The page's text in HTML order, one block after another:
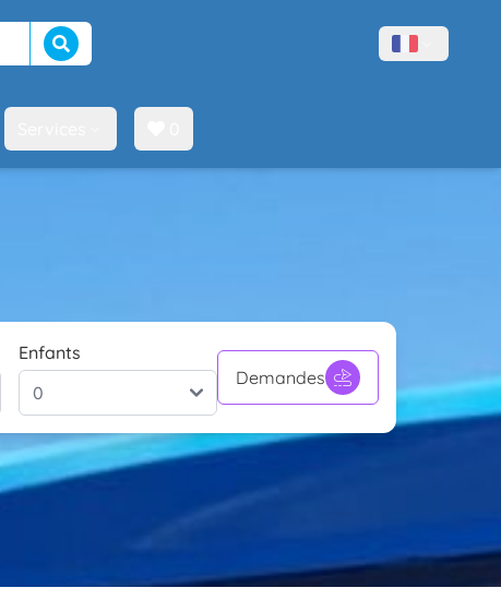
Lancer la recherche Menù lingue
Enfants
Demandes